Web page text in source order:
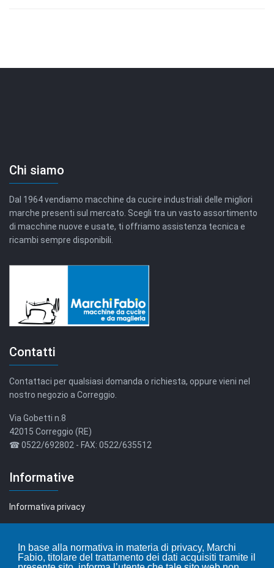
In base alla normativa in materia di privacy, Marchi
Fabio, titolare del trattamento dei dati acquisiti tramite il
Chi siamo
Dal 1964 vendiamo macchine da cucire industriali delle migliori
marche presenti sul mercato. Scegli tra un vasto assortimento
di macchine nuove e usate, ti offriamo assistenza tecnica e
ricambi sempre disponibili.
Contatti
Contattaci per qualsiasi domanda o richiesta, oppure vieni nel
nostro negozio a Correggio.
Via Gobetti n.8
42015 Correggio (RE)
☎ 0522/692802 - FAX: 0522/635512
Informative
Informativa privacy
Leggi i nostri articoli...